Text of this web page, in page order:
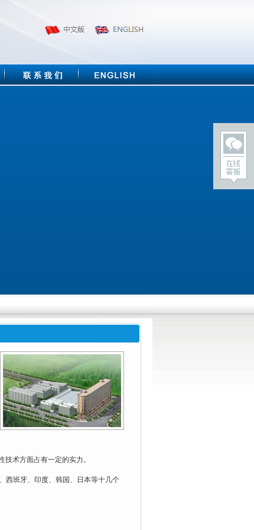
术方面占有一定的实力。
西班牙、印度、韩国、日本等十几个